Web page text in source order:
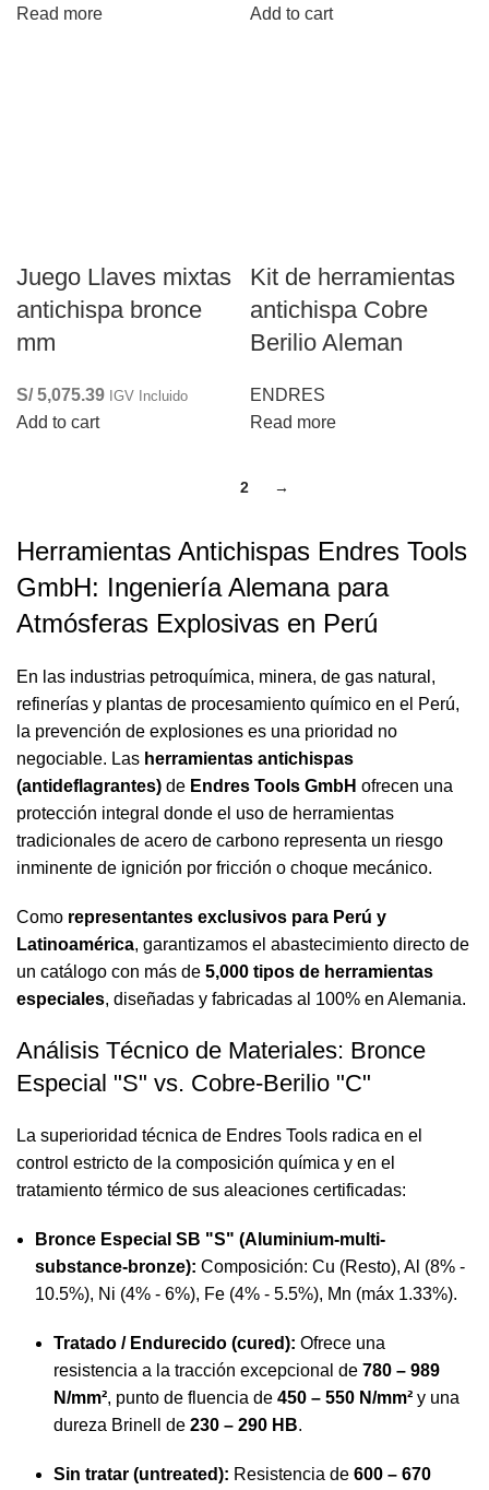
Read more Add to cart
Juego Llaves mixtas
antichispa bronce
mm
S/5,075.39 IGV Incluido
Add to cart
Kit de herramientas
antichispa Cobre
Berilio Aleman
ENDRES
Read more
2 →
Herramientas Antichispas Endres Tools
GmbH: Ingeniería Alemana para
Atmósferas Explosivas en Perú
En las industrias petroquímica, minera, de gas natural,
refinerías y plantas de procesamiento químico en el Perú,
la prevención de explosiones es una prioridad no
negociable. Las herramientas antichispas
(antideflagrantes) de Endres Tools GmbH ofrecen una
protección integral donde el uso de herramientas
tradicionales de acero de carbono representa un riesgo
inminente de ignición por fricción o choque mecánico.
Como representantes exclusivos para Perú y
Latinoamérica, garantizamos el abastecimiento directo de
un catálogo con más de 5,000 tipos de herramientas
especiales, diseñadas y fabricadas al 100% en Alemania.
Análisis Técnico de Materiales: Bronce
Especial "S" vs. Cobre-Berilio "C"
La superioridad técnica de Endres Tools radica en el
control estricto de la composición química y en el
tratamiento térmico de sus aleaciones certificadas:
Bronce Especial SB "S" (Aluminium-multi-
substance-bronze): Composición: Cu (Resto), Al (8% -
10.5%), Ni (4% - 6%), Fe (4% - 5.5%), Mn (máx 1.33%).
Tratado / Endurecido (cured): Ofrece una
resistencia a la tracción excepcional de 780 – 989
N/mm², punto de fluencia de 450 – 550 N/mm² y una
dureza Brinell de 230 – 290 HB.
Sin tratar (untreated): Resistencia de 600 – 670